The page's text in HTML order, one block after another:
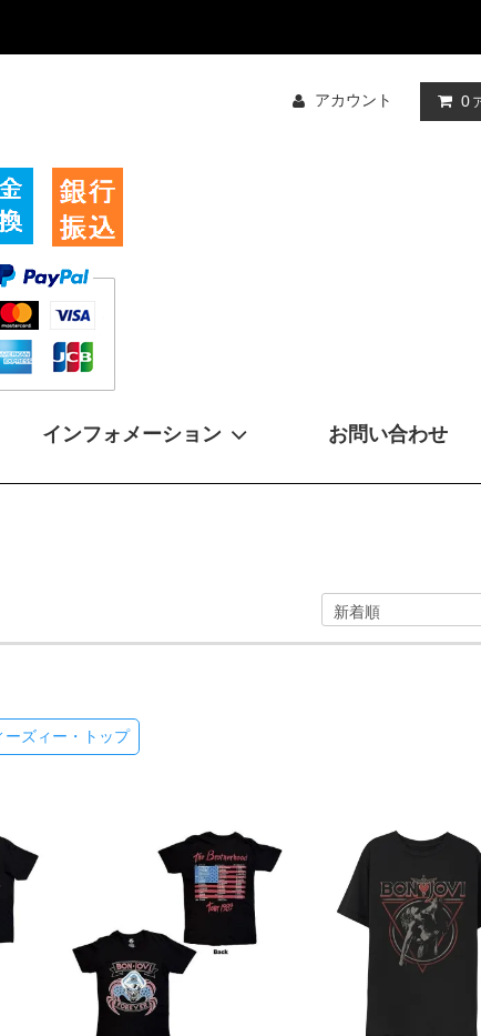
アカウント 0
インフォメーション お問い合わせ
ズィー・トップ